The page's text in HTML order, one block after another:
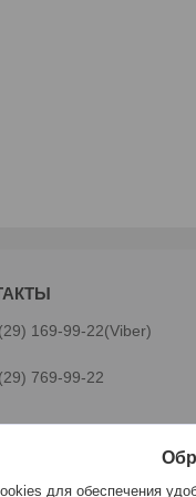
169-99-22 Viber
769-99-22
для обеспечения